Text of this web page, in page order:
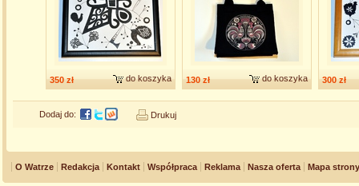
350 zł do koszyka 130 zł do koszyka 300 zł
Dodaj do: Drukuj
O Watrze Redakcja Kontakt Współpraca Reklama Nasza oferta Mapa strony